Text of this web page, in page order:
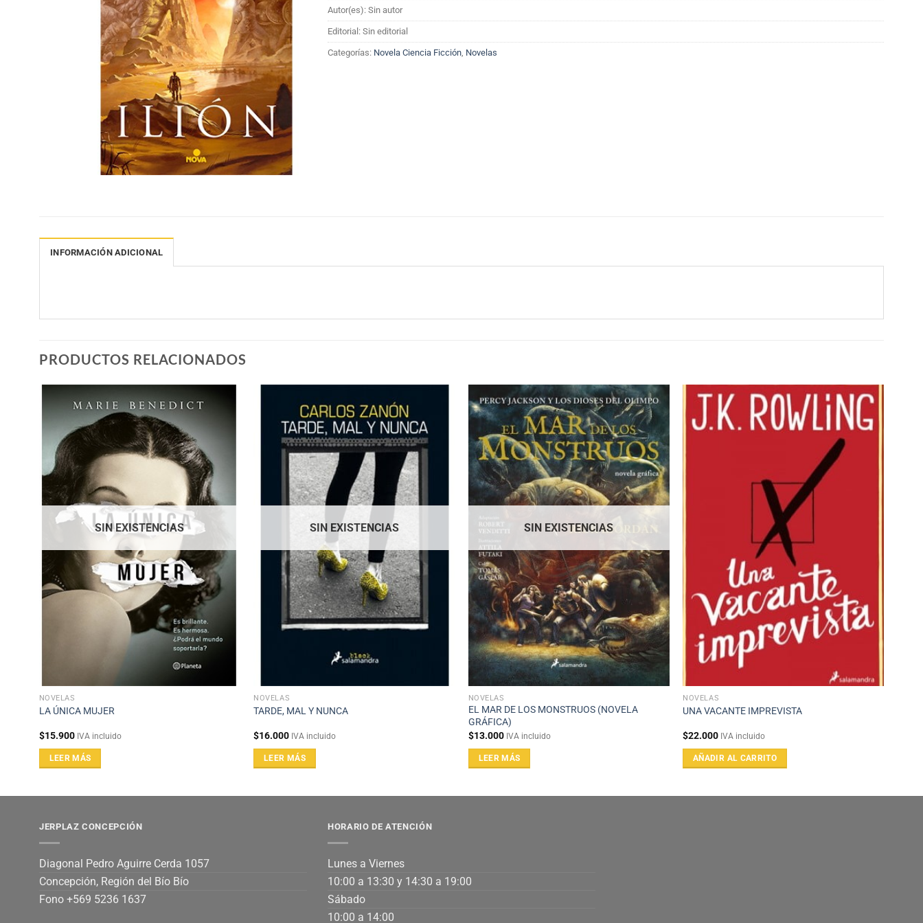
Autor(es): Sin autor
Editorial: Sin editorial
Categorías: Novela Ciencia Ficción Novelas
INFORMACIÓN ADICIONAL
PRODUCTOS RELACIONADOS
SIN EXISTENCIAS
NOVELAS
LA ÚNICA MUJER
$15.900 IVA incluido
LEER MÁS
SIN EXISTENCIAS
NOVELAS
TARDE, MAL Y NUNCA
$16.000 IVA incluido
LEER MÁS
SIN EXISTENCIAS
NOVELAS
EL MAR DE LOS MONSTRUOS (NOVELA
GRÁFICA)
$13.000 IVA incluido
LEER MÁS
NOVELAS
UNA VACANTE IMPREVISTA
$22.000 IVA incluido
AÑADIR AL CARRITO
JERPLAZ CONCEPCIÓN
Diagonal Pedro Aguirre Cerda 1057
Concepción, Región del Bío Bío
Fono +569 5236 1637
HORARIO DE ATENCIÓN
Lunes a Viernes
10:00 a 13:30 y 14:30 a 19:00
Sábado
10:00 a 14:00